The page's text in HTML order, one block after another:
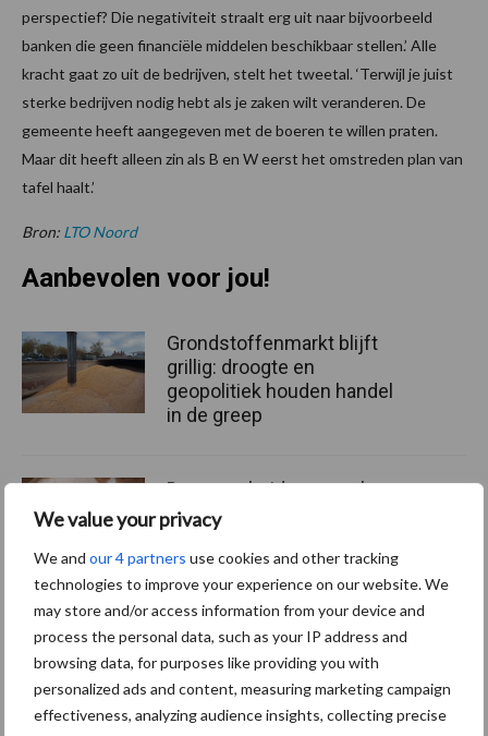
We value your privacy
We and our 4 partners use cookies and other tracking
technologies to improve your experience on our website. We
may store and/or access information from your device and
process the personal data, such as your IP address and
browsing data, for purposes like providing you with
personalized ads and content, measuring marketing campaign
effectiveness, analyzing audience insights, collecting precise
perspectief? Die negativiteit straalt erg uit naar bijvoorbeeld
banken die geen financiële middelen beschikbaar stellen.’ Alle
kracht gaat zo uit de bedrijven, stelt het tweetal. ‘Terwijl je juist
sterke bedrijven nodig hebt als je zaken wilt veranderen. De
gemeente heeft aangegeven met de boeren te willen praten.
Maar dit heeft alleen zin als B en W eerst het omstreden plan van
tafel haalt.’
Bron: LTO Noord
Aanbevolen voor jou!
Grondstoffenmarkt blijft
grillig: droogte en
geopolitiek houden handel
in de greep
De speenhuid: een vaak
onderschatte risicofactor
voor mastitis
ForFarmers ziet volume en
marktaandeel groeien in
krimpende Nederlandse
markt